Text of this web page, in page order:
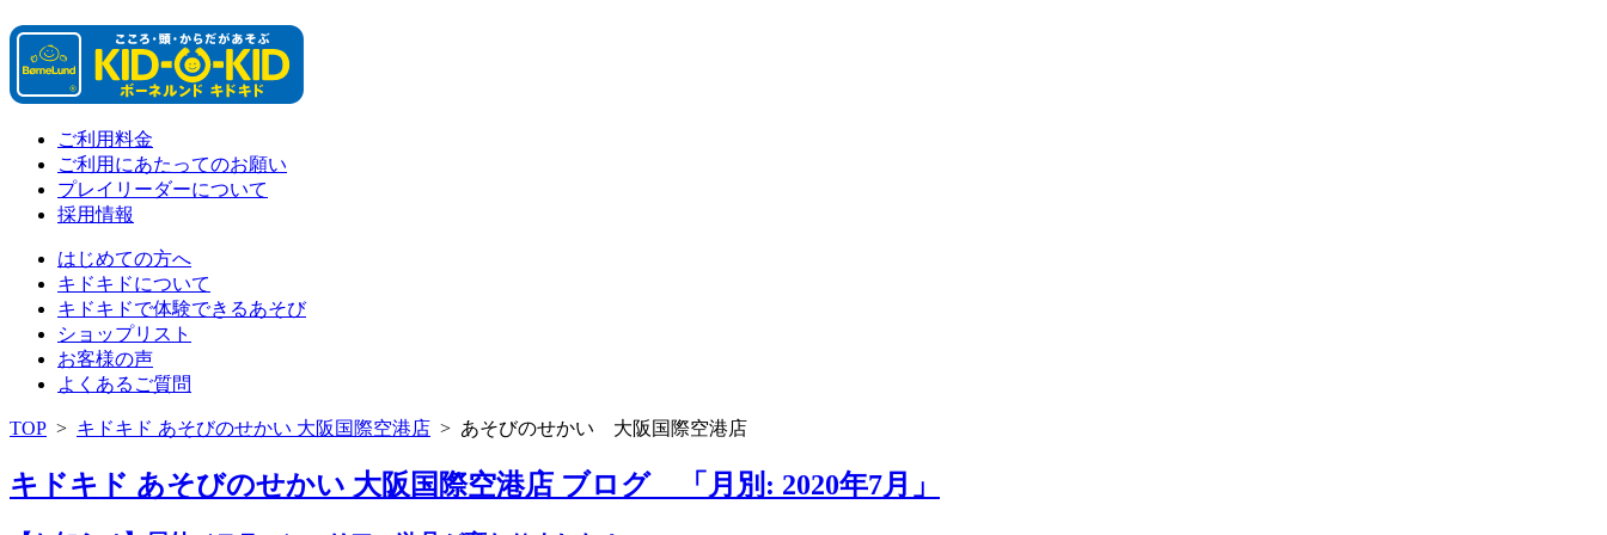
ご利用料金
ご利用にあたってのお願い
プレイリーダーについて
採用情報
はじめての方へ
キドキドについて
キドキドで体験できるあそび
ショップリスト
お客様の声
よくあるご質問
TOP > キドキド あそびのせかい 大阪国際空港店 > あそびのせかい 大阪国際空港店
キドキド あそびのせかい 大阪国際空港店 ブログ 「月別: 2020年7月」